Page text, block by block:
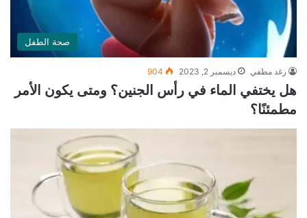
صحة الطفل
رغد مطفي ديسمبر 2, 2023 904
هل يختفي الماء في رأس الجنين؟ ومتى يكون الأمر
مطمئنًا؟